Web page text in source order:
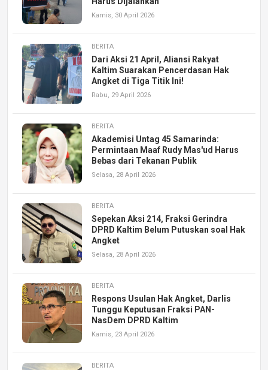
Kamis, 30 April 2026
BERITA
Dari Aksi 21 April, Aliansi Rakyat
Kaltim Suarakan Pencerdasan Hak
Angket di Tiga Titik Ini!
Rabu, 29 April 2026
BERITA
Akademisi Untag 45 Samarinda:
Permintaan Maaf Rudy Mas'ud Harus
Bebas dari Tekanan Publik
Selasa, 28 April 2026
BERITA
Sepekan Aksi 214, Fraksi Gerindra
DPRD Kaltim Belum Putuskan soal Hak
Angket
Selasa, 28 April 2026
BERITA
Respons Usulan Hak Angket, Darlis
Tunggu Keputusan Fraksi PAN-
NasDem DPRD Kaltim
Kamis, 23 April 2026
BERITA